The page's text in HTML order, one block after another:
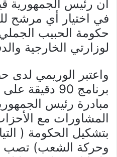
أن رئيس الجمهورية
في اختيار أي مرشح
حكومة الحبيب
لوزارتي الخارجية
واعتبر الوريمي لدى
مبادرة رئيس
المشاورات مع
بتشكيل الحكومة (
وحركة الشعب) تصب